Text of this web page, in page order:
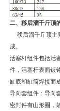
二、移后溜千斤顶
移后溜千斤顶主
成。
活塞杆组件包括活
件，活塞杆表面镀
缸底和缸筒焊接而成
导向套组件：导向
密封件有山形圈，